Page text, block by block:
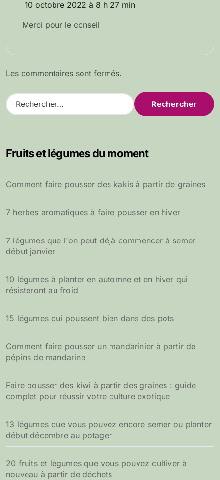
10 octobre 2022 à 8 h 27 min
Merci pour le conseil
Les commentaires sont fermés.
R
e
r
e
r
:
Fruits et légumes du moment
Comment faire pousser des kakis à partir de graines
7 herbes aromatiques à faire pousser en hiver
7 légumes que l'on peut déjà commencer à semer
début janvier
10 légumes à planter en automne et en hiver qui
résisteront au froid
15 légumes qui poussent bien dans des pots
Comment faire pousser un mandarinier à partir de
pépins de mandarine
Faire pousser des kiwi à partir des graines : guide
complet pour réussir votre culture exotique
13 légumes que vous pouvez encore semer ou planter
début décembre au potager
20 fruits et légumes que vous pouvez cultiver à
nouveau à partir de déchets